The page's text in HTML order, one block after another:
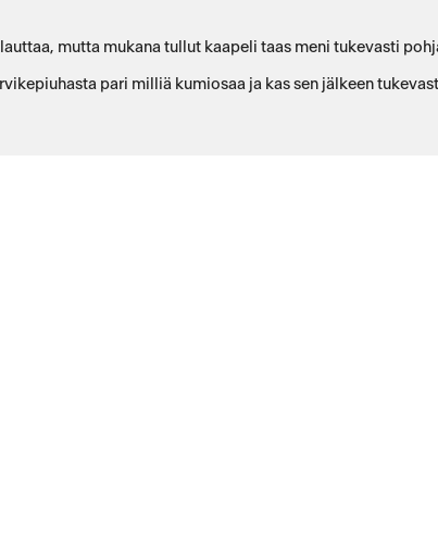
mutta mukana tullut kaapeli taas meni tukevasti
pari milliä kumiosaa ja kas sen jälkeen